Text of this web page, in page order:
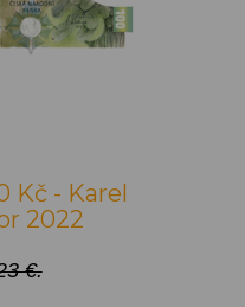
Kč - Karel
2022
€.